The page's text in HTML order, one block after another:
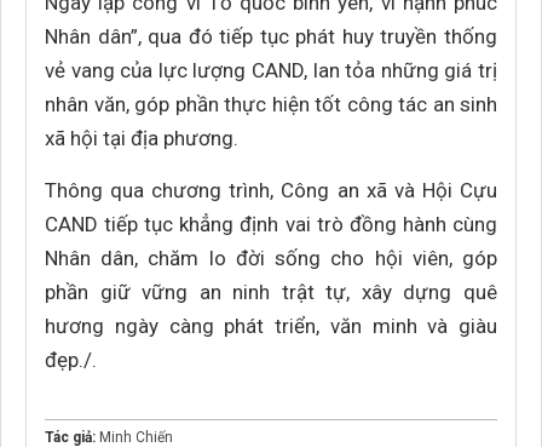
Nhân dân”, qua đó tiếp tục phát huy truyền thống
vẻ vang của lực lượng CAND, lan tỏa những giá trị
nhân văn, góp phần thực hiện tốt công tác an sinh
xã hội tại địa phương.
Thông qua chương trình, Công an xã và Hội Cựu
CAND tiếp tục khẳng định vai trò đồng hành cùng
Nhân dân, chăm lo đời sống cho hội viên, góp
phần giữ vững an ninh trật tự, xây dựng quê
hương ngày càng phát triển, văn minh và giàu
đẹp./.
Tác giả: Minh Chiến